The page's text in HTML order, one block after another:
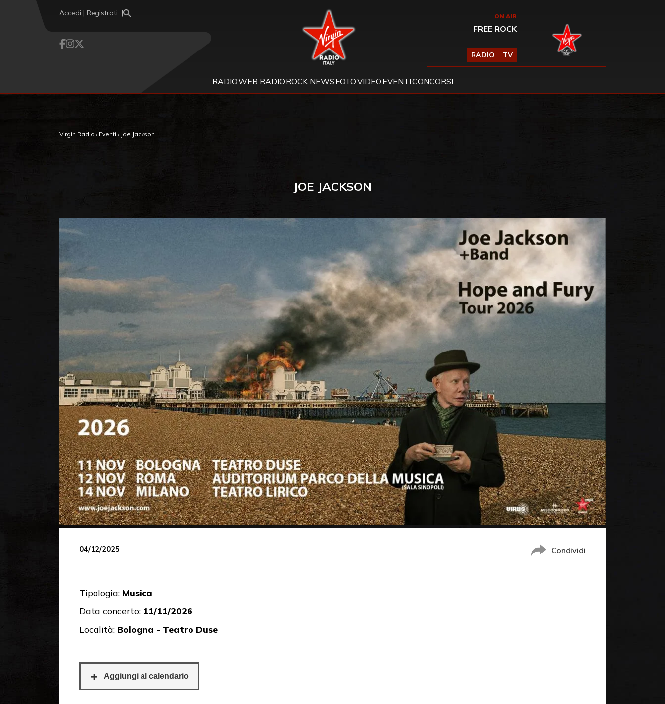
Accedi | Registrati Virgin Radio ON AIR
FREE ROCK
RADIO TV
RADIOWEB RADIO ROCK NEWS FOTOVIDEO EVENTICONCORSI
Virgin Radio › Eventi › Joe Jackson
JOE JACKSON
04/12/2025 Condividi
Tipologia: Musica
Data concerto: 11/11/2026
Località: Bologna - Teatro Duse